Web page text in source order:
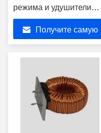
режима и удушители
для подавления шума
EMI
Получите самую